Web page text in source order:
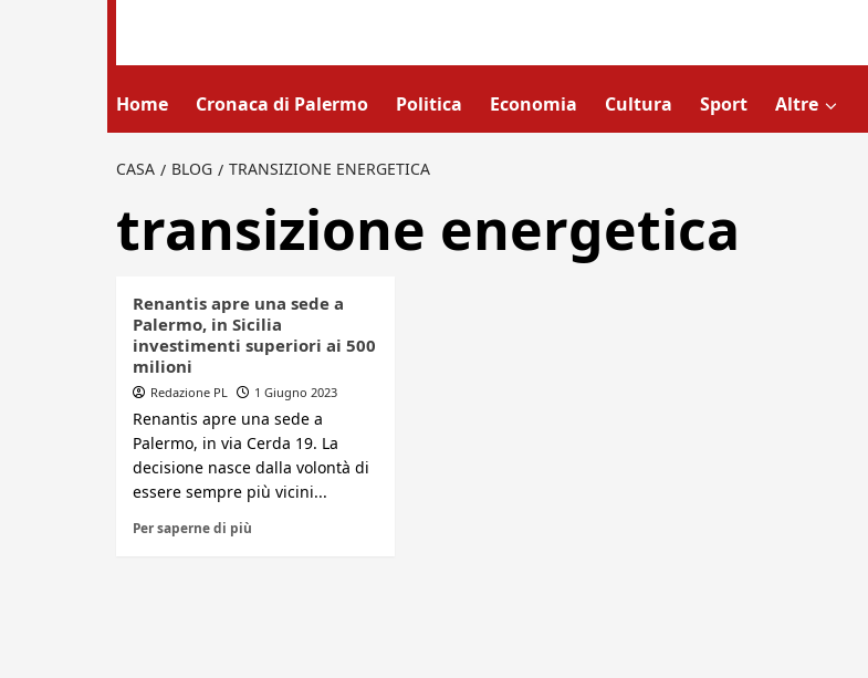
Home Cronaca di Palermo Politica Economia Cultura Sport Altre
CASA BLOG TRANSIZIONE ENERGETICA
transizione energetica
Renantis apre una sede a
Palermo, in Sicilia
investimenti superiori ai 500
milioni
Redazione PL 1 Giugno 2023
Renantis apre una sede a
Palermo, in via Cerda 19. La
decisione nasce dalla volontà di
essere sempre più vicini...
Per saperne di più